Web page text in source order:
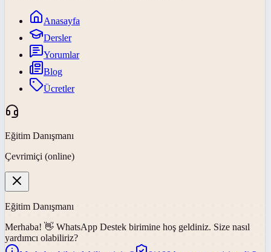
Anasayfa
Dersler
Yorumlar
Blog
Ücretler
Eğitim Danışmanı
Çevrimiçi (online)
Eğitim Danışmanı
Merhaba! 👋 WhatsApp Destek birimine hoş geldiniz. Size nasıl
yardımcı olabiliriz?